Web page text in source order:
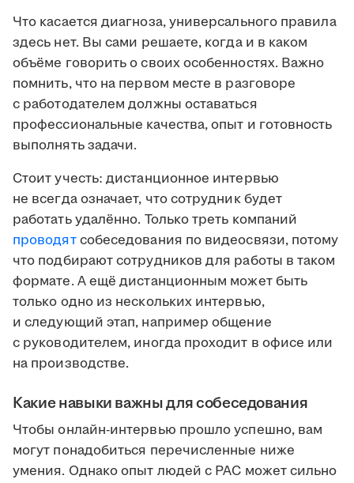
Что касается диагноза, универсального правила
здесь нет. Вы сами решаете, когда и в каком
объёме говорить о своих особенностях. Важно
помнить, что на первом месте в разговоре
с работодателем должны оставаться
профессиональные качества, опыт и готовность
выполнять задачи.
Стоит учесть: дистанционное интервью
не всегда означает, что сотрудник будет
работать удалённо. Только треть компаний
проводятсобеседования по видеосвязи, потому
что подбирают сотрудников для работы в таком
формате. А ещё дистанционным может быть
только одно из нескольких интервью,
и следующий этап, например общение
с руководителем, иногда проходит в офисе или
на производстве.
Какие навыки важны для собеседования
Чтобы онлайн-интервью прошло успешно, вам
могут понадобиться перечисленные ниже
умения. Однако опыт людей с РАС может сильно